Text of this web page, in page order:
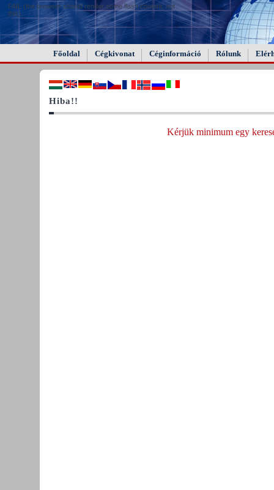
FAIL (the browser should render some flash content, not
this).
Főoldal Cégkivonat Céginformáció Rólunk
Hiba!!
Kérjük minimum egy